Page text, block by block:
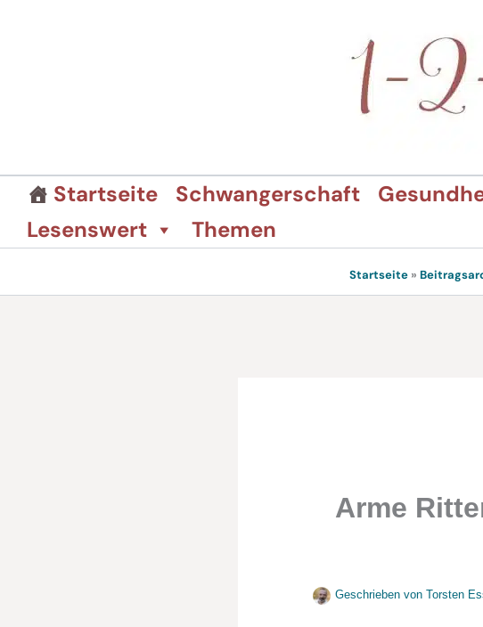
Startseite Schwangerschaft
Lesenswert
Themen
Startseite »
Arme
Geschrieben von Torsten